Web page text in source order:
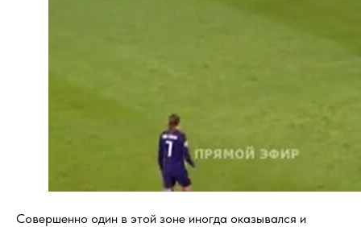
Совершенно один в этой зоне иногда оказывался и